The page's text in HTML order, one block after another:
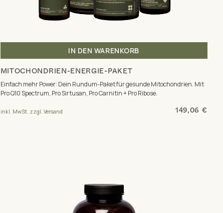
IN DEN WARENKORB
MITOCHONDRIEN-ENERGIE-PAKET
Einfach mehr Power: Dein Rundum-Paket für gesunde Mitochondrien. Mit
Pro Q10 Spectrum, Pro Sirtusan, Pro Carnitin + Pro Ribose.
inkl. MwSt. zzgl. Versand 149,06 €